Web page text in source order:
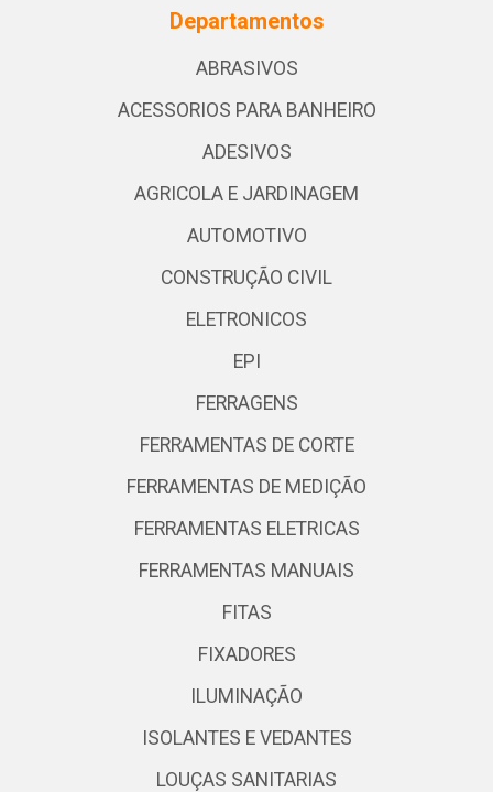
Departamentos
ABRASIVOS
ACESSORIOS PARA BANHEIRO
ADESIVOS
AGRICOLA E JARDINAGEM
AUTOMOTIVO
CONSTRUÇÃO CIVIL
ELETRONICOS
EPI
FERRAGENS
FERRAMENTAS DE CORTE
FERRAMENTAS DE MEDIÇÃO
FERRAMENTAS ELETRICAS
FERRAMENTAS MANUAIS
FITAS
FIXADORES
ILUMINAÇÃO
ISOLANTES E VEDANTES
LOUÇAS SANITARIAS